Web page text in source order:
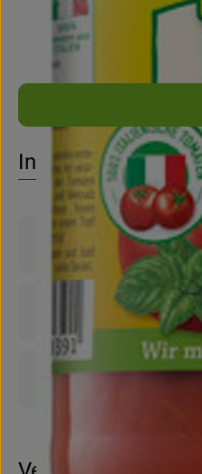
Entdecke
Info
Produktdatenblatt